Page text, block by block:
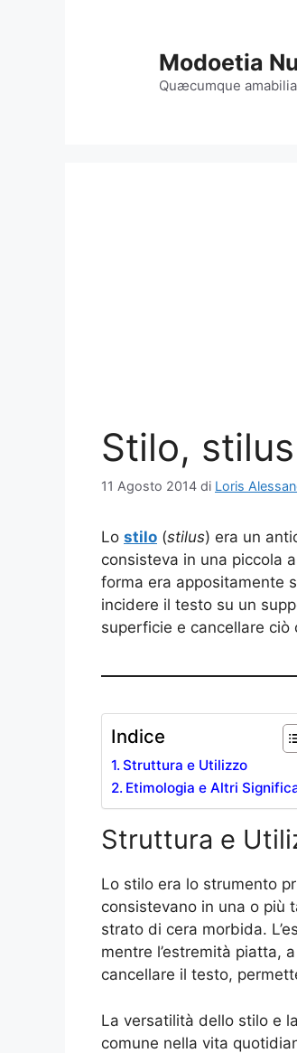
Modoetia
Quæcumque
Stilo,
11 Agosto 2014 di Loris
Lo stilo (stilus) era un
consisteva in una piccola
forma era appositamente
incidere il testo su un
superficie e cancellare
Indice
Struttura e Utilizzo
Etimologia e Altri
Struttura e
Lo stilo era lo strumento
consistevano in una o più
strato di cera morbida.
mentre l’estremità piatta,
cancellare il testo,
La versatilità dello stilo e
comune nella vita